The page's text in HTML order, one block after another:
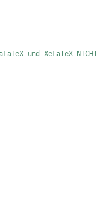
und XeLaTeX